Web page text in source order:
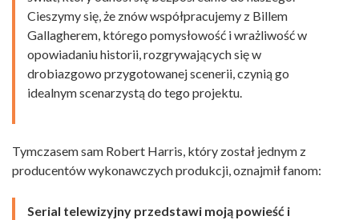
Cieszymy się, że znów współpracujemy z Billem
Gallagherem, którego pomysłowość i wrażliwość w
opowiadaniu historii, rozgrywających się w
drobiazgowo przygotowanej scenerii, czynią go
idealnym scenarzystą do tego projektu.
Tymczasem sam Robert Harris, który został jednym z
producentów wykonawczych produkcji, oznajmił fanom:
Serial telewizyjny przedstawi moją powieść i